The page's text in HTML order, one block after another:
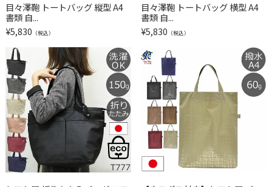
目々澤鞄 トートバッグ 縦型 A4
書類 自...
¥5,830 （税込）
目々澤鞄 トートバッグ 横型 A4
書類 自...
¥5,830 （税込）